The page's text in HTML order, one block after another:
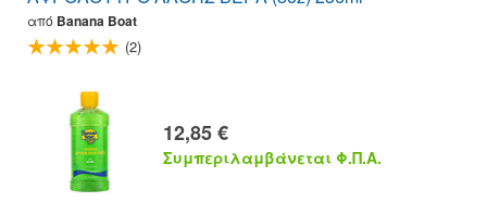
από Banana Boat
(2)
12,85 €
Συμπεριλαμβάνεται Φ.Π.Α.